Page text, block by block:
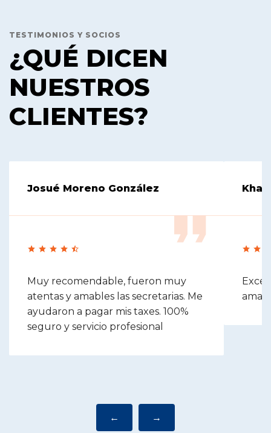
TESTIMONIOS Y SOCIOS
¿QUÉ DICEN
NUESTROS
CLIENTES?
Josué Moreno González
Muy recomendable, fueron muy
atentas y amables las secretarias. Me
ayudaron a pagar mis taxes. 100%
seguro y servicio profesional
← →